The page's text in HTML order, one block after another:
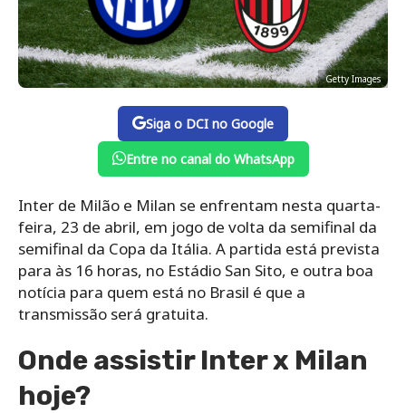
Getty Images
Siga o DCI no Google
Entre no canal do WhatsApp
Inter de Milão e Milan se enfrentam nesta quarta-
feira, 23 de abril, em jogo de volta da semifinal da
semifinal da Copa da Itália. A partida está prevista
para às 16 horas, no Estádio San Sito, e outra boa
notícia para quem está no Brasil é que a
transmissão será gratuita.
Onde assistir Inter x Milan
hoje?